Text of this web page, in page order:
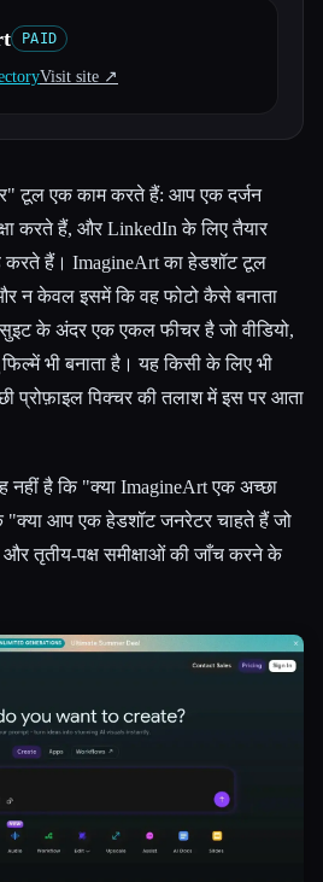
PAID
Visit site ↗︎
टूल एक काम करते हैं: आप एक दर्जन
करते हैं, और LinkedIn के लिए तैयार
करते हैं। ImagineArt का हेडशॉट टूल
न केवल इसमें कि वह फोटो कैसे बनाता
के अंदर एक एकल फीचर है जो वीडियो,
भी बनाता है। यह किसी के लिए भी
प्रोफ़ाइल पिक्चर की तलाश में इस पर आता
नहीं है कि "क्या ImagineArt एक अच्छा
"क्या आप एक हेडशॉट जनरेटर चाहते हैं जो
और तृतीय-पक्ष समीक्षाओं की जाँच करने के